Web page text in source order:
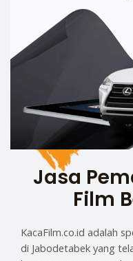
Jasa
Film
KacaFilm.co.id adalah
di Jabodetabek yang